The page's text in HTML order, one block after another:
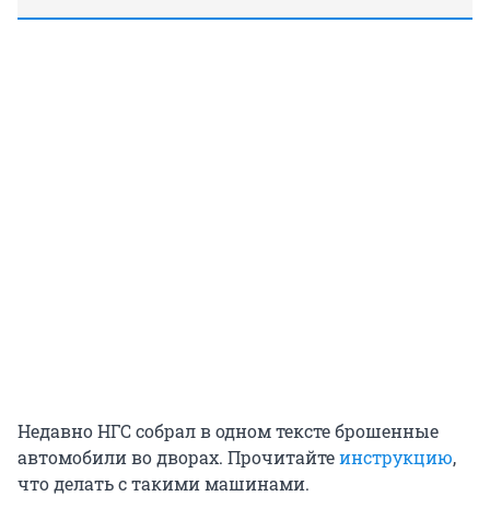
Недавно НГС собрал в одном тексте брошенные
автомобили во дворах. Прочитайтеинструкцию,
что делать с такими машинами.